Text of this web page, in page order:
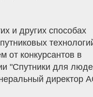
и других способах
от конкурсантов в
"Спутники для
директор